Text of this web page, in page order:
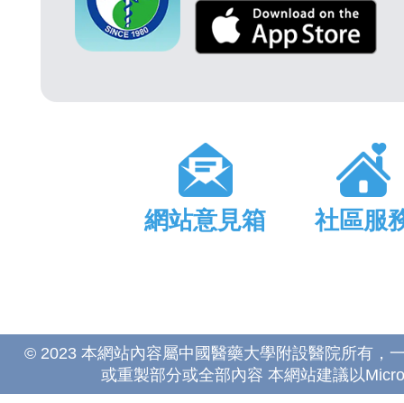
網站意見箱 社區服
© 2023 本網站內容屬中國醫藥大學附設醫院所有，
或重製部分或全部內容 本網站建議以